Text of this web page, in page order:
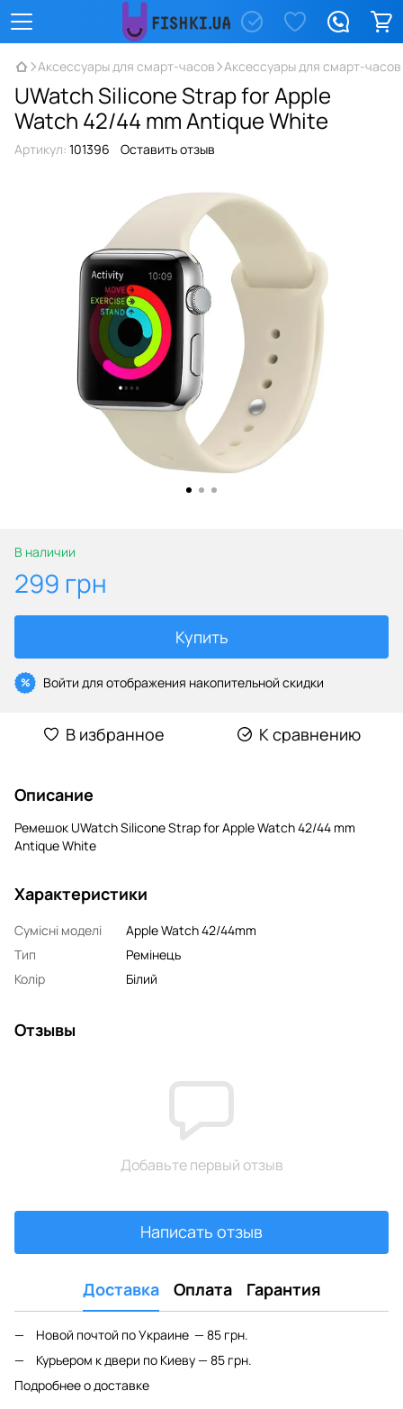
Аксессуары для смарт-часов Аксессуары для смарт-
UWatch Silicone Strap for Apple
Watch 42/44 mm Antique White
Артикул: 101396 Оставить отзыв
В наличии
299 грн
Купить
% Войти для отображения накопительной скидки
В избранное К сравнению
Описание
Ремешок UWatch Silicone Strap for Apple Watch 42/44 mm
Antique White
Характеристики
Сумісні моделі
Apple Watch 42/44mm
Тип
Ремінець
Колір
Білий
Отзывы
Добавьте первый отзыв
Написать отзыв
Доставка Оплата Гарантия
Новой почтой по Украине — 85 грн.
Курьером к двери по Киеву — 85 грн.
Подробнее о доставке